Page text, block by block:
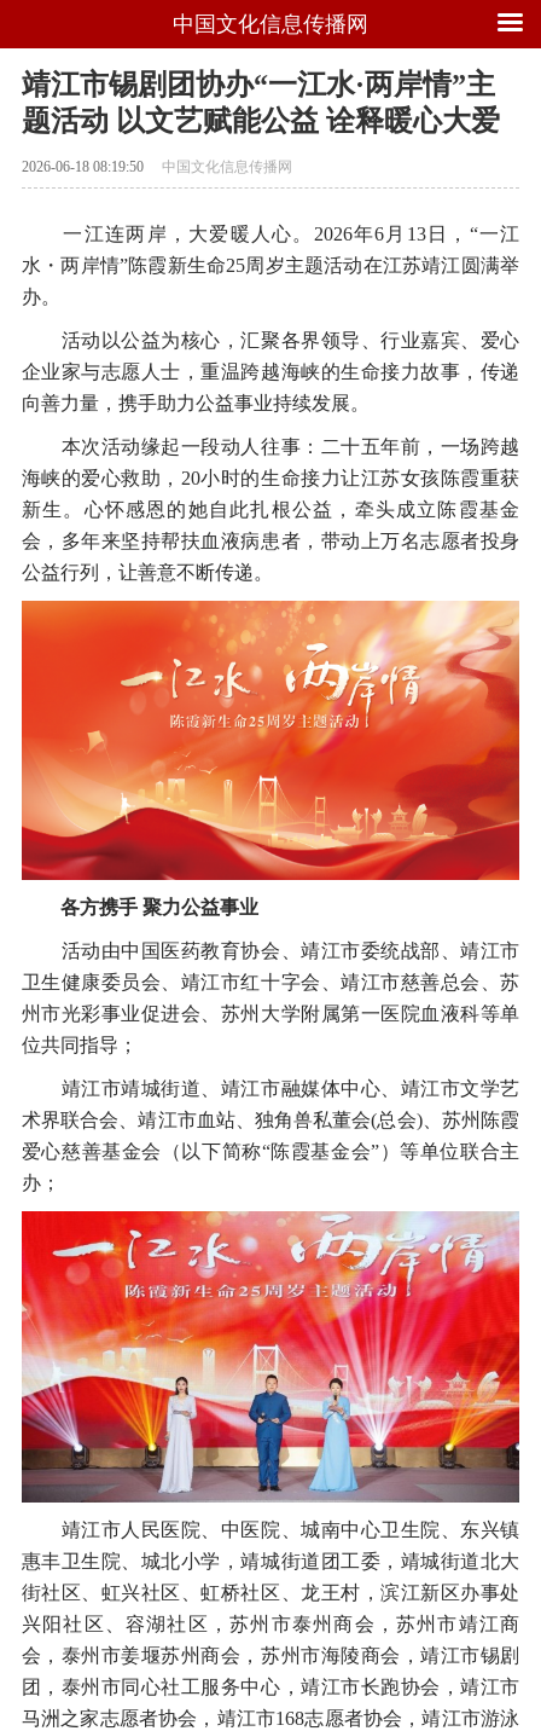
中国文化信息传播网
靖江市锡剧团协办“一江水·两岸情”主
题活动 以文艺赋能公益 诠释暖心大爱
2026-06-18 08:19:50 中国文化信息传播网
一江连两岸，大爱暖人心。2026年6月13日，“一江
水・两岸情”陈霞新生命25周岁主题活动在江苏靖江圆满举
办。
活动以公益为核心，汇聚各界领导、行业嘉宾、爱心
企业家与志愿人士，重温跨越海峡的生命接力故事，传递
向善力量，携手助力公益事业持续发展。
本次活动缘起一段动人往事：二十五年前，一场跨越
海峡的爱心救助，20小时的生命接力让江苏女孩陈霞重获
新生。心怀感恩的她自此扎根公益，牵头成立陈霞基金
会，多年来坚持帮扶血液病患者，带动上万名志愿者投身
公益行列，让善意不断传递。
各方携手 聚力公益事业
活动由中国医药教育协会、靖江市委统战部、靖江市
卫生健康委员会、靖江市红十字会、靖江市慈善总会、苏
州市光彩事业促进会、苏州大学附属第一医院血液科等单
位共同指导；
靖江市靖城街道、靖江市融媒体中心、靖江市文学艺
术界联合会、靖江市血站、独角兽私董会(总会)、苏州陈霞
爱心慈善基金会（以下简称“陈霞基金会”）等单位联合主
办；
靖江市人民医院、中医院、城南中心卫生院、东兴镇
惠丰卫生院、城北小学，靖城街道团工委，靖城街道北大
街社区、虹兴社区、虹桥社区、龙王村，滨江新区办事处
兴阳社区、容湖社区，苏州市泰州商会，苏州市靖江商
会，泰州市姜堰苏州商会，苏州市海陵商会，靖江市锡剧
团，泰州市同心社工服务中心，靖江市长跑协会，靖江市
马洲之家志愿者协会，靖江市168志愿者协会，靖江市游泳